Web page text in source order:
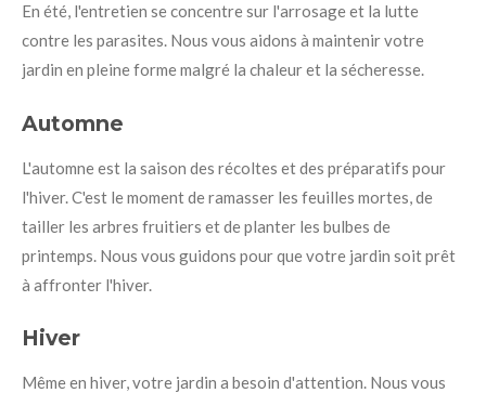
En été, l'entretien se concentre sur l'arrosage et la lutte
contre les parasites. Nous vous aidons à maintenir votre
jardin en pleine forme malgré la chaleur et la sécheresse.
Automne
L'automne est la saison des récoltes et des préparatifs pour
l'hiver. C'est le moment de ramasser les feuilles mortes, de
tailler les arbres fruitiers et de planter les bulbes de
printemps. Nous vous guidons pour que votre jardin soit prêt
à affronter l'hiver.
Hiver
Même en hiver, votre jardin a besoin d'attention. Nous vous